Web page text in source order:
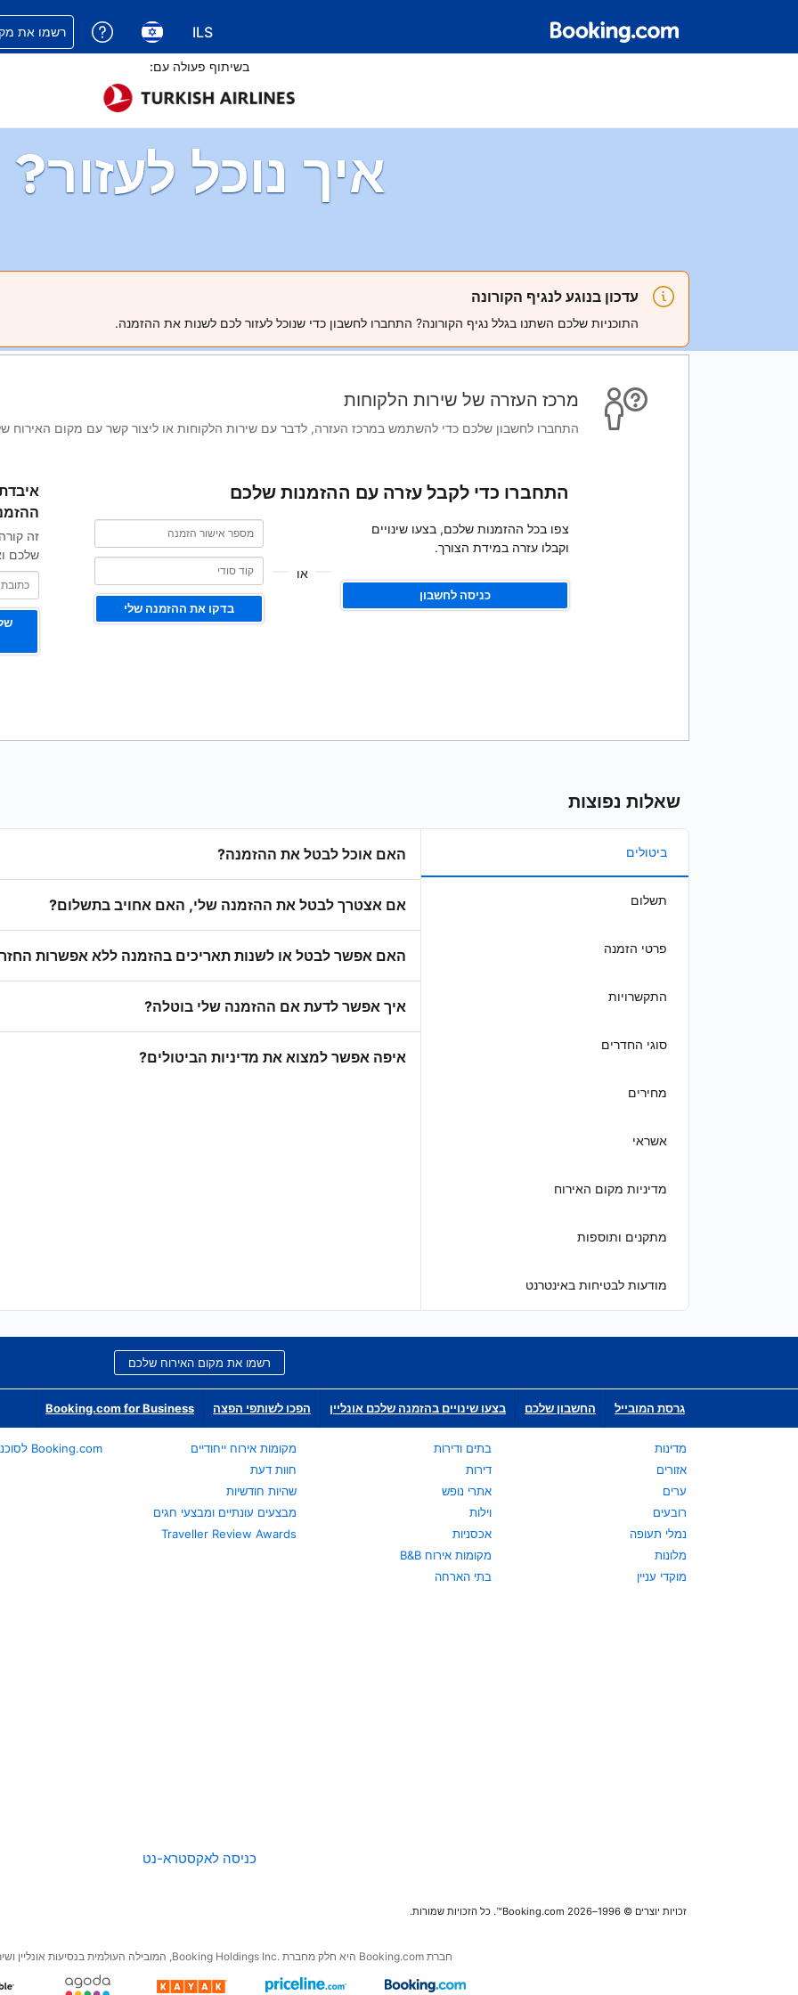
ILS
בחירת סוג מטבע. סוג המטבע
בחירת שפה. השפה
קבלת עזרה
רשמו את
בשיתוף פעולה עם:
איך נוכל לעזור?
עדכון בנוגע לנגיף הקורונה
התוכניות שלכם השתנו בגלל נגיף הקורונה? התחברו לחשבון כדי שנוכל לעזור לכם לשנות את ההזמנה.
מרכז העזרה של שירות הלקוחות
התחברו לחשבון שלכם כדי להשתמש במרכז העזרה, לדבר עם שירות הלקוחות או ליצור קשר עם מקום האירוח
התחברו כדי לקבל עזרה עם ההזמנות שלכם
צפו בכל ההזמנות שלכם, בצעו שינויים
וקבלו עזרה במידת הצורך.
כניסה לחשבון
או
מספר
אישור
הזמנה
מספר
אישור
הזמנה
בדקו את ההזמנה שלי
זה
שלכם
האימייל
שלכם
שאלות נפוצות
ביטולים
תשלום
פרטי הזמנה
התקשרויות
סוגי החדרים
מחירים
אשראי
מדיניות מקום האירוח
מתקנים ותוספות
מודעות לבטיחות באינטרנט
האם אוכל לבטל את ההזמנה?
אם אצטרך לבטל את ההזמנה שלי, האם אחויב בתשלום?
האם אפשר לבטל או לשנות תאריכים בהזמנה ללא אפשרות
איך אפשר לדעת אם ההזמנה שלי בוטלה?
איפה אפשר למצוא את מדיניות הביטולים?
רשמו את מקום האירוח שלכם
גרסת המובייל החשבון שלכם בצעו שינויים בהזמנה שלכם אונליין הפכו לשותפי הפצה Booking.com for Business
מדינות
אזורים
ערים
רובעים
נמלי תעופה
מלונות
מוקדי עניין
בתים ודירות
דירות
אתרי נופש
וילות
אכסניות
מקומות אירוח B&B
בתי הארחה
מקומות אירוח ייחודיים
חוות דעת
שהיות חודשיות
מבצעים עונתיים ומבצעי חגים
Traveller Review Awards
Booking.com לסוכני נסיעות
כניסה לאקסטרא-נט
זכויות יוצרים © 1996–2026 Booking.com™. כל הזכויות שמורות.
חברת Booking.com היא חלק מחברת .Booking Holdings Inc, המובילה העולמית בנסיעות אונליין ושירותים נלווים.